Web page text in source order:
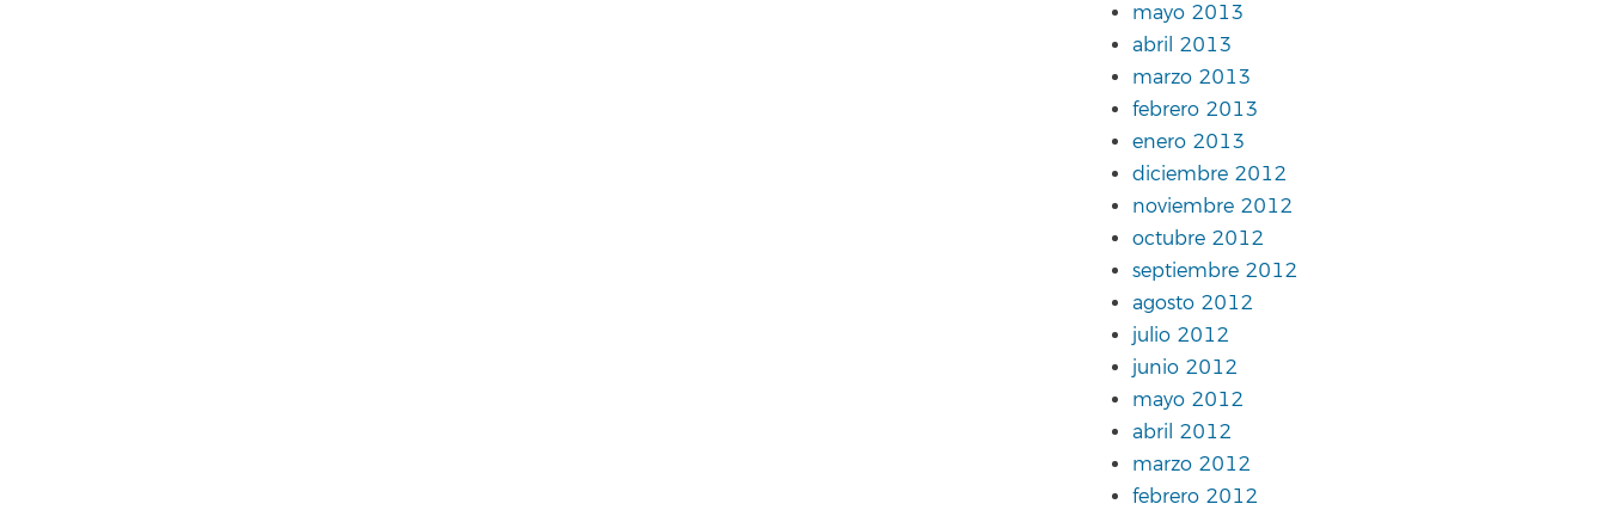
mayo 2013
abril 2013
marzo 2013
febrero 2013
enero 2013
diciembre 2012
noviembre 2012
octubre 2012
septiembre 2012
agosto 2012
julio 2012
junio 2012
mayo 2012
abril 2012
marzo 2012
febrero 2012